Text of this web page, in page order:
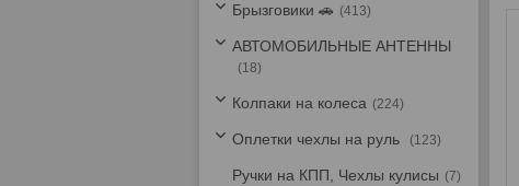
Брызговики 🚗 413
АВТОМОБИЛЬНЫЕ АНТЕННЫ
18
Колпаки на колеса 224
Оплетки чехлы на руль 123
Ручки на КПП, Чехлы кулисы 7